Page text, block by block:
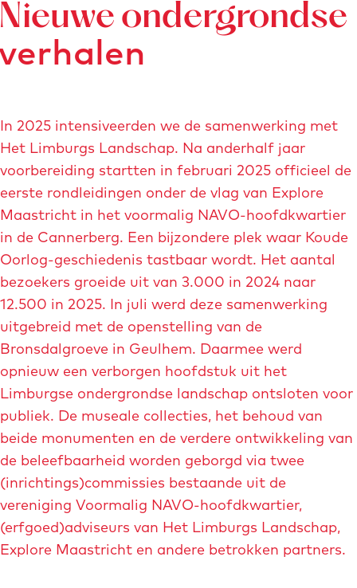
ondergrondse
In 2025 intensiveerden we de samenwerking met
Het Limburgs Landschap. Na anderhalf jaar
voorbereiding startten in februari 2025 officieel de
eerste rondleidingen onder de vlag van Explore
Maastricht in het voormalig NAVO-hoofdkwartier
in de Cannerberg. Een bijzondere plek waar Koude
Oorlog-geschiedenis tastbaar wordt. Het aantal
bezoekers groeide uit van 3.000 in 2024 naar
12.500 in 2025. In juli werd deze samenwerking
uitgebreid met de openstelling van de
Bronsdalgroeve in Geulhem. Daarmee werd
opnieuw een verborgen hoofdstuk uit het
Limburgse ondergrondse landschap ontsloten voor
publiek. De museale collecties, het behoud van
beide monumenten en de verdere ontwikkeling van
de beleefbaarheid worden geborgd via twee
(inrichtings)commissies bestaande uit de
vereniging Voormalig NAVO-hoofdkwartier,
(erfgoed)adviseurs van Het Limburgs Landschap,
Explore Maastricht en andere betrokken partners.